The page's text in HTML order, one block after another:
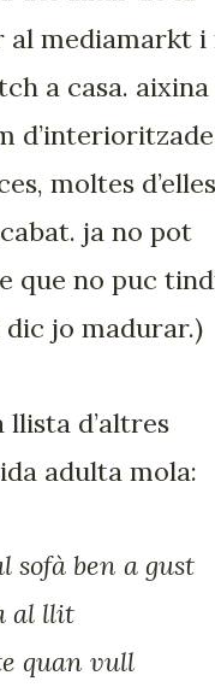
al mediamarkt i
a casa. aixina
moltes d’elles
ja no pot
que no puc
dic jo madurar.)
llista d’altres
adulta mola:
sofà ben a gust
al llit
quan vull